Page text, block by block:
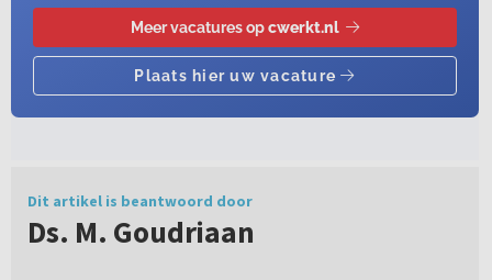
Dit artikel is beantwoord door
Ds. M. Goudriaan